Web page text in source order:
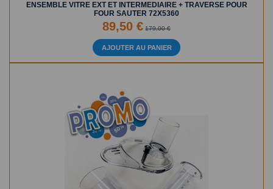
ENSEMBLE VITRE EXT ET INTERMEDIAIRE + TRAVERSE POUR
FOUR SAUTER 72X5360
89,50 € 179,00 €
AJOUTER AU PANIER